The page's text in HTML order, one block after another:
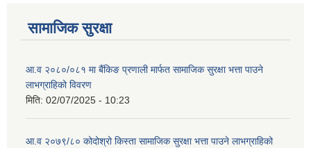
सामाजिक सुरक्षा
आ.व २०८०/०८१ मा बैंकिङ प्रणाली मार्फत सामाजिक सुरक्षा भत्ता पाउने
लाभग्राहिको विवरण
मिति: 02/07/2025 - 10:23
आ.व २०७९/८० कोदोश्रो किस्ता सामाजिक सुरक्षा भत्ता पाउने लाभग्राहिको